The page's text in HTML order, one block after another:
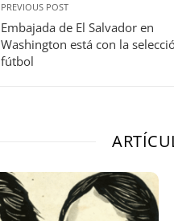
PREVIOUS POST
Embajada de El Salvador en
Washington está con la
fútbol